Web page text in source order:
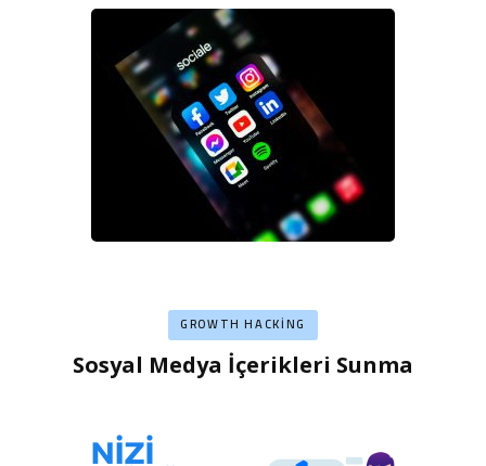
GROWTH HACKING
Sosyal Medya İçerikleri Sunma